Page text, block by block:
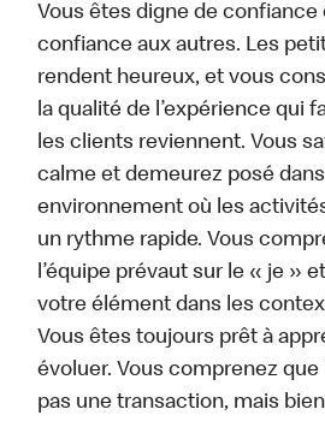
Vous êtes digne de confiance
confiance aux autres. Les
rendent heureux, et vous
la qualité de l’expérience qui
les clients reviennent. Vous
calme et demeurez posé
environnement où les
un rythme rapide. Vous
l’équipe prévaut sur le « je »
votre élément dans les
Vous êtes toujours prêt à
évoluer. Vous comprenez que
pas une transaction, mais